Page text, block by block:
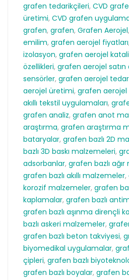
grafen tedarikçileri, CVD
üretimi, CVD grafen
grafen, grafen, Grafen Aerojel,
emilim, grafen aerojel fiyatları,
izolasyon, grafen aerojel
özellikleri, grafen aerojel satın
sensörler, grafen aerojel
aerojel üretimi, grafen aerojel
akıllı tekstil uygulamaları,
grafen analiz, grafen anot
araştırma, grafen araştırma
bataryalar, grafen bazlı 2D
bazlı 3D baskı malzemeleri,
adsorbanlar, grafen bazlı
grafen bazlı akıllı malzemeler,
korozif malzemeler, grafen
kaplamalar, grafen bazlı
grafen bazlı aşınma dirençli
bazlı askeri malzemeler,
grafen bazlı beton takviyesi,
biyomedikal uygulamalar,
çipleri, grafen bazlı
grafen bazlı boyalar, grafen